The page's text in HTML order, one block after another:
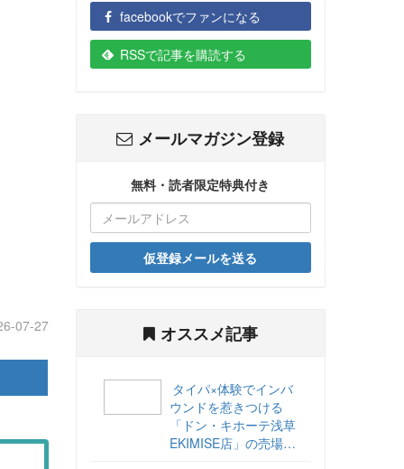
07-27
facebookでファンになる
RSSで記事を購読する
メールマガジン登録
無料・読者限定特典付き
仮登録メールを送る
オススメ記事
タイパ×体験でインバ
ウンドを惹きつける
「ドン・キホーテ浅草
EKIMISE店」の売場づ